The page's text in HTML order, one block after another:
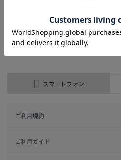
（全2 件）
スマートフォン
ご利用規約
ご利用ガイド